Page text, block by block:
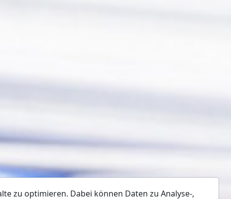
zu optimieren. Dabei können Daten zu Analyse-,